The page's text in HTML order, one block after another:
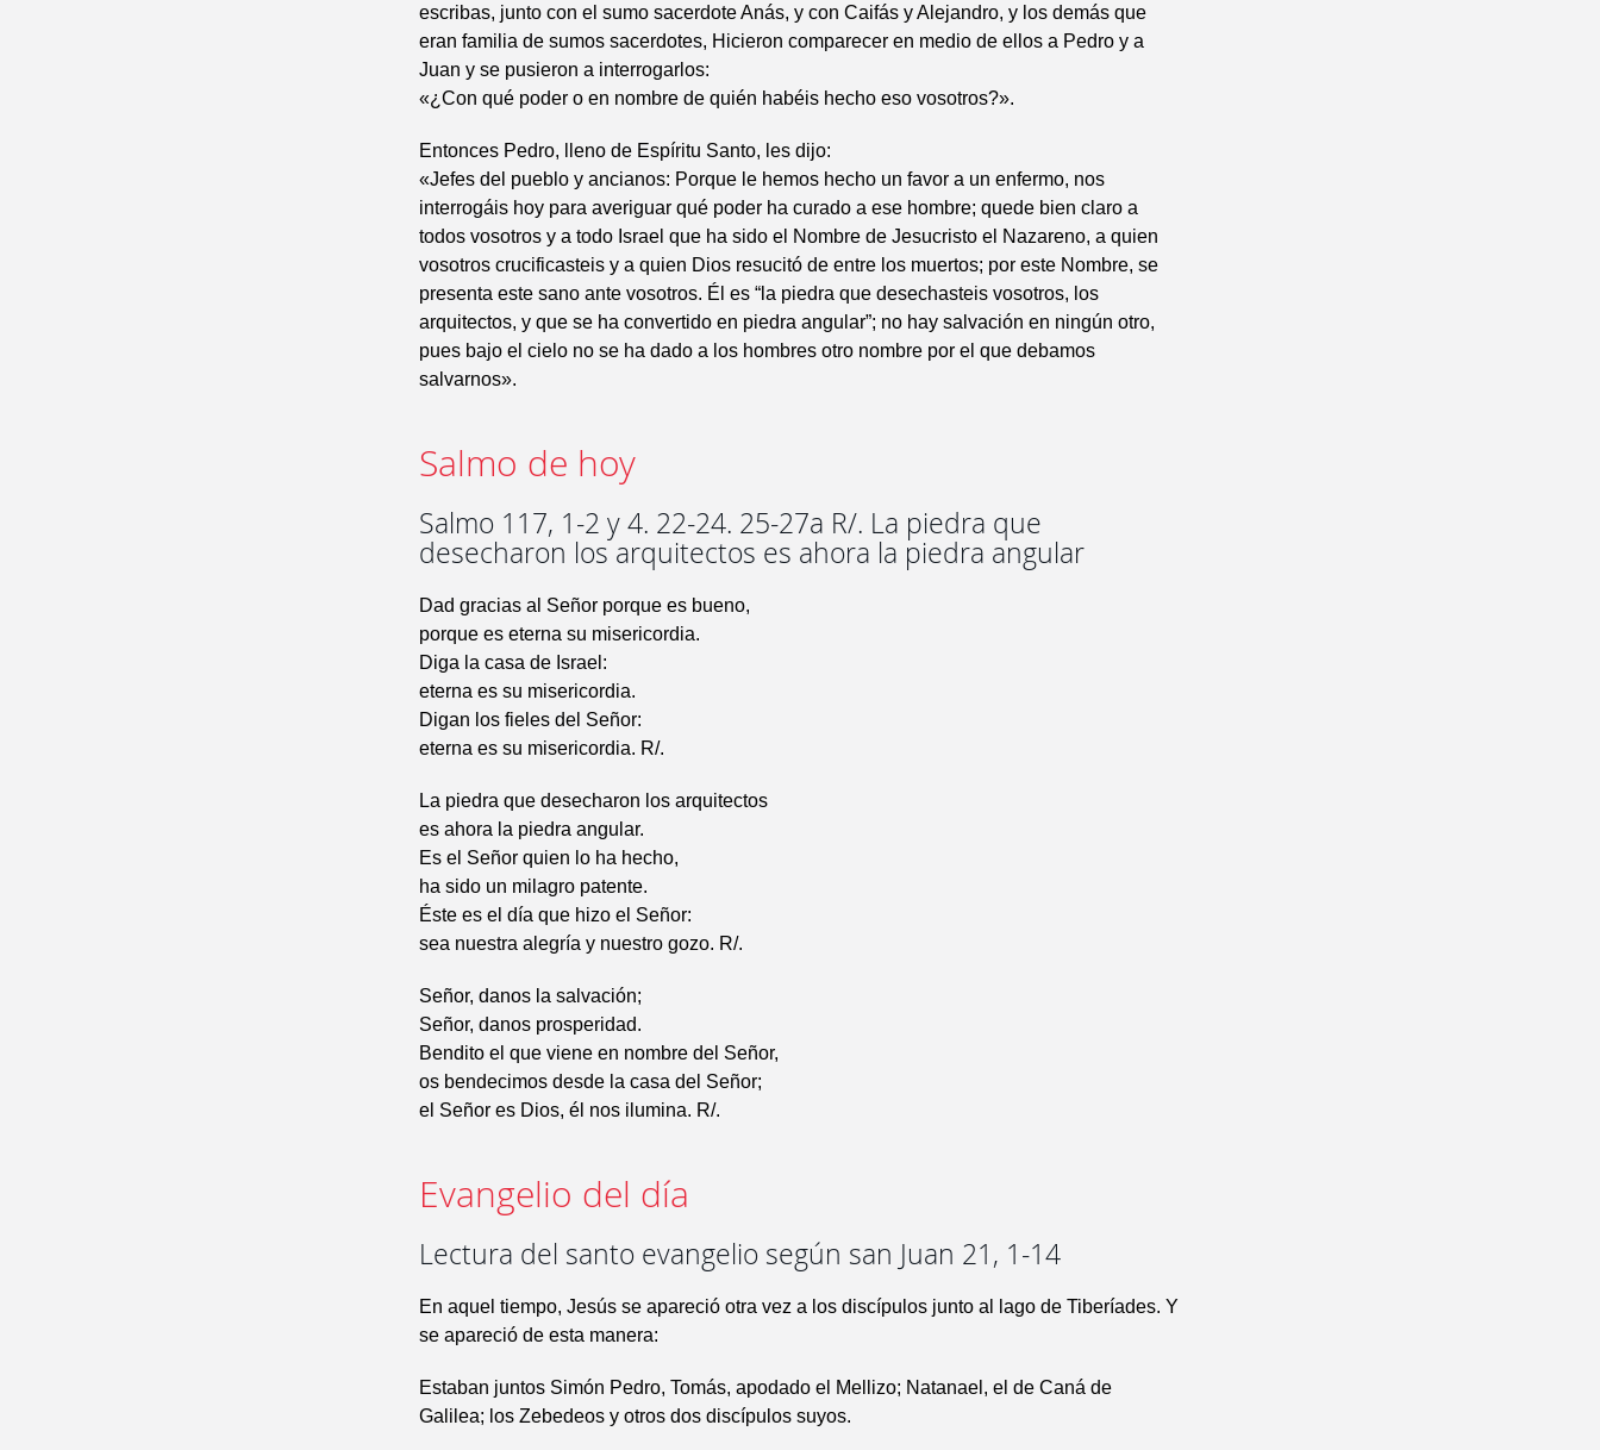
escribas, junto con el sumo sacerdote Anás, y con Caifás y Alejandro, y los demás que
eran familia de sumos sacerdotes, Hicieron comparecer en medio de ellos a Pedro y a
Juan y se pusieron a interrogarlos:
«¿Con qué poder o en nombre de quién habéis hecho eso vosotros?».
Entonces Pedro, lleno de Espíritu Santo, les dijo:
«Jefes del pueblo y ancianos: Porque le hemos hecho un favor a un enfermo, nos
interrogáis hoy para averiguar qué poder ha curado a ese hombre; quede bien claro a
todos vosotros y a todo Israel que ha sido el Nombre de Jesucristo el Nazareno, a quien
vosotros crucificasteis y a quien Dios resucitó de entre los muertos; por este Nombre, se
presenta este sano ante vosotros. Él es “la piedra que desechasteis vosotros, los
arquitectos, y que se ha convertido en piedra angular”; no hay salvación en ningún otro,
pues bajo el cielo no se ha dado a los hombres otro nombre por el que debamos
salvarnos».
Salmo de hoy
Salmo 117, 1-2 y 4. 22-24. 25-27a R/. La piedra que
desecharon los arquitectos es ahora la piedra angular
Dad gracias al Señor porque es bueno,
porque es eterna su misericordia.
Diga la casa de Israel:
eterna es su misericordia.
Digan los fieles del Señor:
eterna es su misericordia. R/.
La piedra que desecharon los arquitectos
es ahora la piedra angular.
Es el Señor quien lo ha hecho,
ha sido un milagro patente.
Éste es el día que hizo el Señor:
sea nuestra alegría y nuestro gozo. R/.
Señor, danos la salvación;
Señor, danos prosperidad.
Bendito el que viene en nombre del Señor,
os bendecimos desde la casa del Señor;
el Señor es Dios, él nos ilumina. R/.
Evangelio del día
Lectura del santo evangelio según san Juan 21, 1-14
En aquel tiempo, Jesús se apareció otra vez a los discípulos junto al lago de Tiberíades. Y
se apareció de esta manera:
Estaban juntos Simón Pedro, Tomás, apodado el Mellizo; Natanael, el de Caná de
Galilea; los Zebedeos y otros dos discípulos suyos.